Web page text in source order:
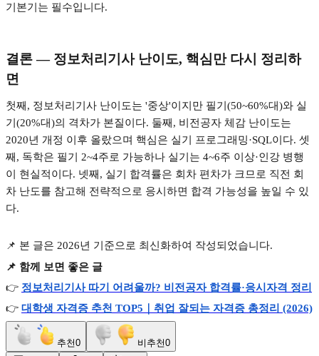
기본기는 필수입니다.
결론— 정보처리기사 난이도, 핵심만 다시 정리하
면
첫째, 정보처리기사 난이도는 '중상'이지만 필기(50~60%대)와 실
기(20%대)의 격차가 본질이다. 둘째, 비전공자 체감 난이도는
2020년 개정 이후 올랐으며 핵심은 실기 프로그래밍·SQL이다. 셋
째, 독학은 필기 2~4주로 가능하나 실기는 4~6주 이상·인강 병행
이 현실적이다. 넷째, 실기 합격률은 회차 편차가 크므로 직전 회
차 난도를 참고해 전략적으로 응시하면 합격 가능성을 높일 수 있
다.
📌 본 글은 2026년 기준으로 최신화하여 작성되었습니다.
📌 함께 보면 좋은 글
👉 정보처리기사 따기 어려울까? 비전공자 합격률·응시자격 정리
👉 대학생 자격증 추천 TOP5 ｜취업 잘되는 자격증 총정리 (2026)
추천0 비추천0